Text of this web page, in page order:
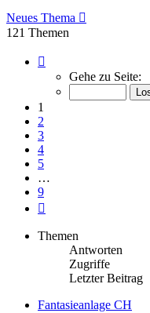
Neues Thema
121 Themen
von
Gehe zu Seite:
1
2
3
4
5
…
9
Themen
Antworten
Zugriffe
Letzter Beitrag
Fantasieanlage CH